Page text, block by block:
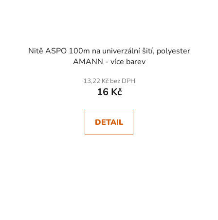
Nitě ASPO 100m na univerzální šití, polyester
AMANN - více barev
13,22 Kč bez DPH
16 Kč
DETAIL